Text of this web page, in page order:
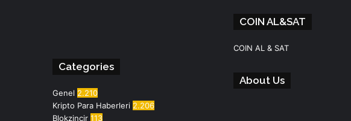
Categories
Genel 2.210
Kripto Para Haberleri 2.206
Blokzincir 113
COIN AL&SAT
COIN AL & SAT
About Us